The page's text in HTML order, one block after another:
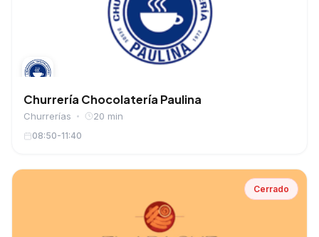
Churrería Chocolatería Paulina
Churrerías 20 min
08:50-11:40
Cerrado